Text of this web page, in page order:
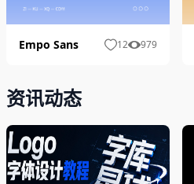
Empo Sans 12 979
资讯动态